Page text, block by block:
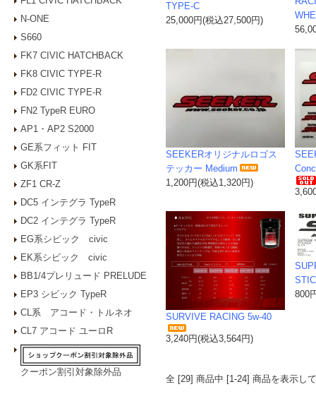
N-ONE
S660
FK7 CIVIC HATCHBACK
FK8 CIVIC TYPE-R
FD2 CIVIC TYPE-R
FN2 TypeR EURO
AP1・AP2 S2000
GE系フィット FIT
GK系FIT
ZF1 CR-Z
DC5 インテグラ TypeR
DC2 インテグラ TypeR
EG系シビック civic
EK系シビック civic
BB1/4プレリュード PRELUDE
EP3 シビック TypeR
CL系 アコード・トルネオ
CL7 アコード ユーロR
クーポン割引対象除外品
TYPE-C
25,000円(税込27,500円)
SEEKERオリジナルロゴス
テッカー Medium
1,200円(税込1,320円)
SURVIVE RACING 5w-40
3,240円(税込3,564円)
800
全 [29] 商品中 [1-24] 商品を表示